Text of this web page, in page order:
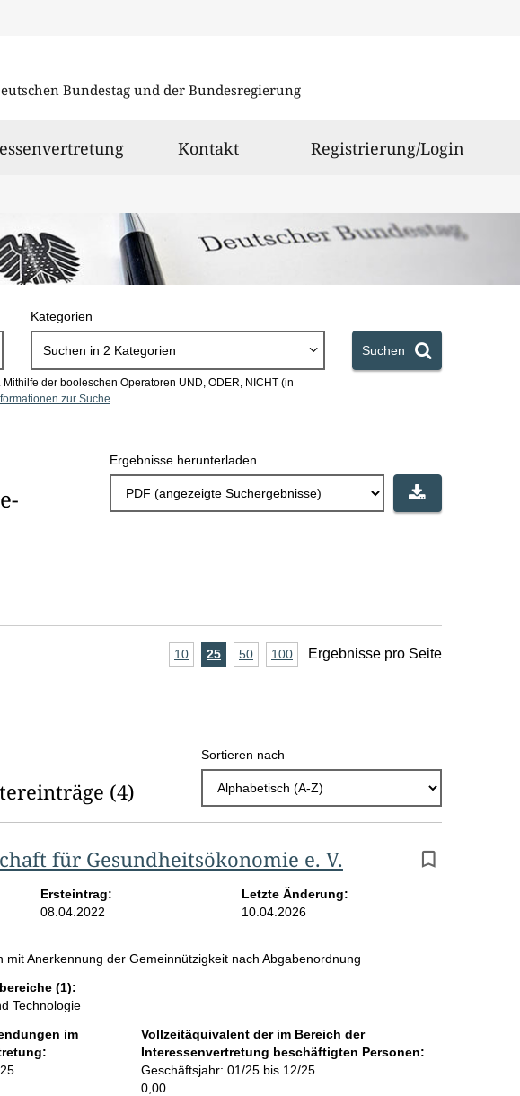
Bundestag und der Bundesregierung
Kontakt Registrierung/Login
Kategorien
Suchen in 2 Kategorien Suchen
Mithilfe der booleschen Operatoren UND, ODER, NICHT (in
zur Suche.
Ergebnisse herunterladen
A
r
b
s
s
10Ergebnisse
25Ergebnisse
50Ergebnisse
100Ergebnisse
Ergebnisse pro Seite
(4)
Sortieren nach
für Gesundheitsökonomie e. V.
Ersteintrag:
08.04.2022
Letzte Änderung:
10.04.2026
mit Anerkennung der Gemeinnützigkeit nach Abgabenordnung
(1):
Technologie
im
Vollzeitäquivalent der im Bereich der
Interessenvertretung beschäftigten Personen:
Geschäftsjahr: 01/25 bis 12/25
0,00